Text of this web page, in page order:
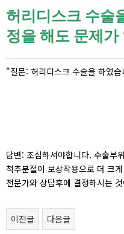
허리디스크 수술
정을 해도 문제가
"질문: 허리디스크 수술을 하였
답변: 조심하셔야합니다. 수술부
척추분절이 보상작용으로 더 크
전문가와 상담후에 결정하시는
이전글 다음글